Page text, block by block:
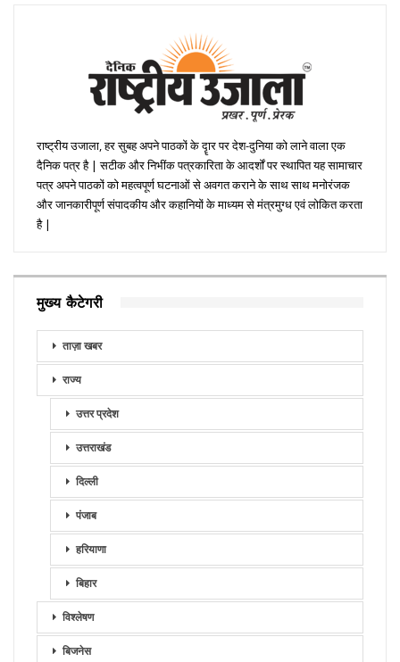
राष्ट्रीय उजाला, हर सुबह अपने पाठकों के दॄार पर देश-दुनिया को लाने वाला एक
दैनिक पत्र है | सटीक और निभींक पत्रकारिता के आदर्शों पर स्थापित यह सामाचार
पत्र अपने पाठकों को महत्वपूर्ण घटनाओं से अवगत कराने के साथ साथ मनोरंजक
और जानकारीपूर्ण संपादकीय और कहानियों के माध्यम से मंत्रमुग्ध एवं लोकित करता
है |
मुख्य कैटेगरी
ताज़ा खबर
राज्य
उत्तर प्रदेश
उत्तराखंड
दिल्ली
पंजाब
हरियाणा
बिहार
विश्लेषण
बिजनेस